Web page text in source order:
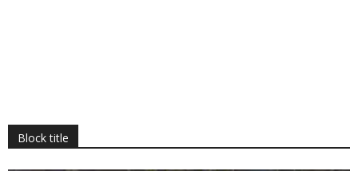
Block title